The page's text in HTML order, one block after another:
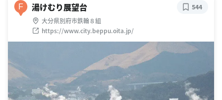
F 湯けむり展望台
大分県別府市鉄輪８組
https://www.city.beppu.oita.jp/
544